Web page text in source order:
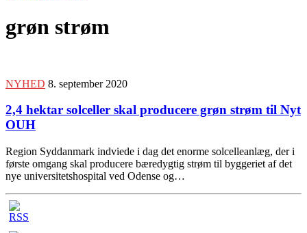
grøn strøm
NYHED 8. september 2020
2,4 hektar solceller skal producere grøn strøm til Nyt
OUH
Region Syddanmark indviede i dag det enorme solcelleanlæg, der i
første omgang skal producere bæredygtig strøm til byggeriet af det
nye universitetshospital ved Odense og…